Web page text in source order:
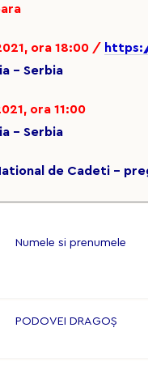
ora 18:00 /
– Serbia
ora 11:00
- Serbia
de Cadeti -
Numele si prenumele
PODOVEI DRAGOȘ